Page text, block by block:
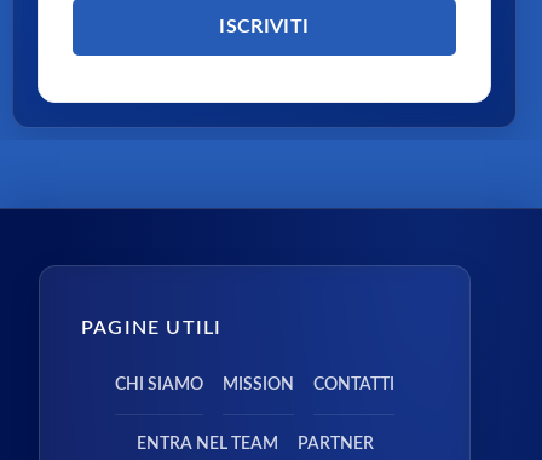
PAGINE UTILI
CHI SIAMO MISSION CONTATTI
ENTRA NEL TEAM PARTNER